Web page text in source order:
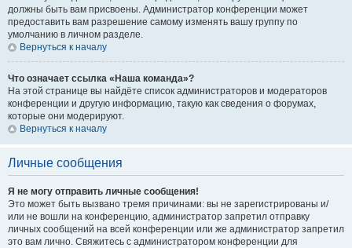
должны быть вам присвоены. Администратор конференции может
предоставить вам разрешение самому изменять вашу группу по
умолчанию в личном разделе.
Вернуться к началу
Что означает ссылка «Наша команда»?
На этой странице вы найдёте список администраторов и модераторов
конференции и другую информацию, такую как сведения о форумах,
которые они модерируют.
Вернуться к началу
Личные сообщения
Я не могу отправить личные сообщения!
Это может быть вызвано тремя причинами: вы не зарегистрированы и/
или не вошли на конференцию, администратор запретил отправку
личных сообщений на всей конференции или же администратор запретил
это вам лично. Свяжитесь с администратором конференции для